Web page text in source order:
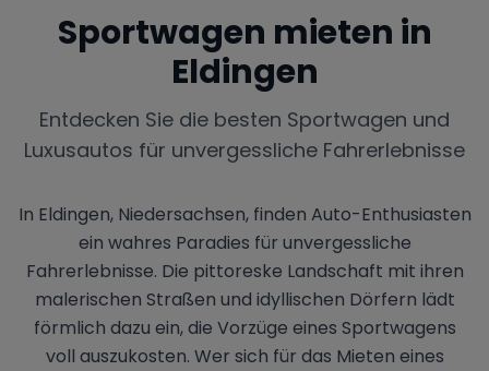
Sportwagen mieten in
Eldingen
Entdecken Sie die besten Sportwagen und
Luxusautos für unvergessliche Fahrerlebnisse
In Eldingen, Niedersachsen, finden Auto-Enthusiasten
ein wahres Paradies für unvergessliche
Fahrerlebnisse. Die pittoreske Landschaft mit ihren
malerischen Straßen und idyllischen Dörfern lädt
förmlich dazu ein, die Vorzüge eines Sportwagens
voll auszukosten. Wer sich für das Mieten eines